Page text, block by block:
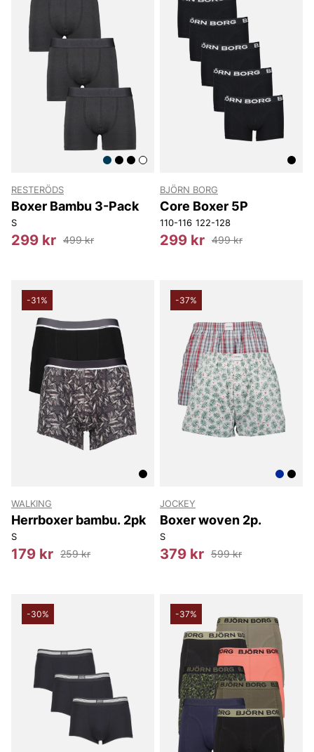
RESTERÖDS
Boxer Bambu 3-Pack
S
299 kr 499 kr
BJÖRN BORG
Core Boxer 5P
110-116 122-128
299 kr 499 kr
-31%
WALKING
Herrboxer bambu. 2pk
S
179 kr 259 kr
-37%
JOCKEY
Boxer woven 2p.
S
379 kr 599 kr
-30% -37%